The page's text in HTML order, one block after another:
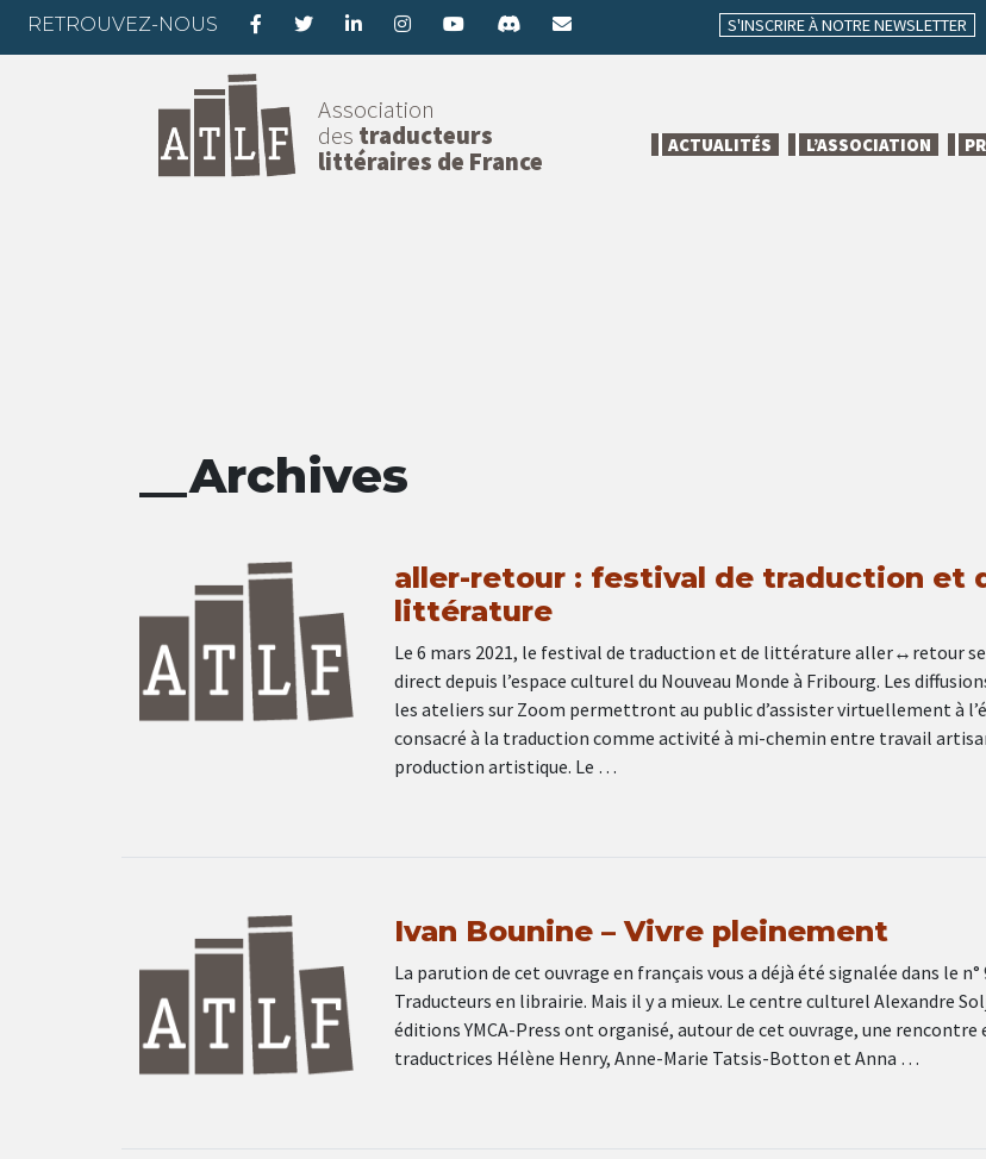
RETROUVEZ-NOUS S'INSCRIRE À NOTRE NEWSLETTER
Association
des traducteurs
littéraires de France
ACTUALITÉS L’ASSOCIATION
__Archives
aller-retour : festival de traduction et
littérature
Le 6 mars 2021, le festival de traduction et de littérature aller↔retour
direct depuis l’espace culturel du Nouveau Monde à Fribourg. Les
les ateliers sur Zoom permettront au public d’assister virtuellement à
consacré à la traduction comme activité à mi-chemin entre travail
production artistique. Le …
Ivan Bounine – Vivre pleinement
La parution de cet ouvrage en français vous a déjà été signalée dans le
Traducteurs en librairie. Mais il y a mieux. Le centre culturel Alexandre
éditions YMCA-Press ont organisé, autour de cet ouvrage, une rencontre
traductrices Hélène Henry, Anne-Marie Tatsis-Botton et Anna …